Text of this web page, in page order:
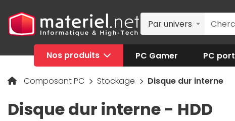
Par univers
Nos produits PC Gamer PC
Composant PC Stockage Disque dur interne
Disque dur interne - HDD